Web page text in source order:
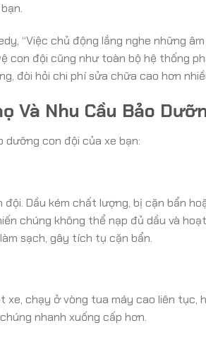
“Việc chủ động lắng nghe những
con đội cũng như toàn bộ hệ thống
đòi hỏi chi phí sửa chữa cao hơn
Và Nhu Cầu Bảo
con đội của xe bạn:
Dầu kém chất lượng, bị cặn bẩn
chúng không thể nạp đủ dầu và
sạch, gây tích tụ cặn bẩn.
chạy ở vòng tua máy cao liên tục,
nhanh xuống cấp hơn.